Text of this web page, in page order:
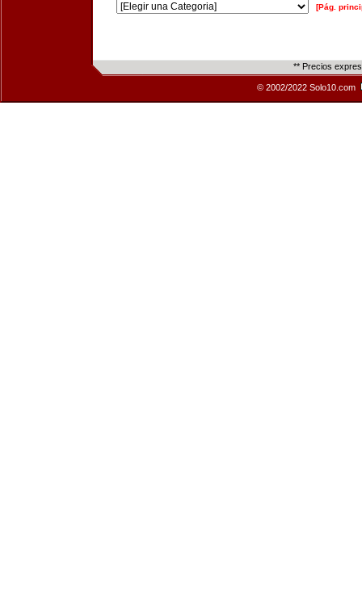
[Pág.
** Precios
© 2002/2022 Solo10.com